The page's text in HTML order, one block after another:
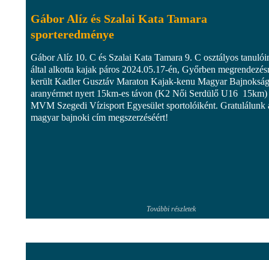
Gábor Alíz és Szalai Kata Tamara
sporteredménye
Gábor Alíz 10. C és Szalai Kata Tamara 9. C osztályos
által alkotta kajak páros 2024.05.17-én, Győrben
került Kadler Gusztáv Maraton Kajak-kenu Magyar
aranyérmet nyert 15km-es távon (K2 Női Serdülő U16 15km)
MVM Szegedi Vízisport Egyesület sportolóiként. Gratulálunk
magyar bajnoki cím megszerzéséért!
További részletek